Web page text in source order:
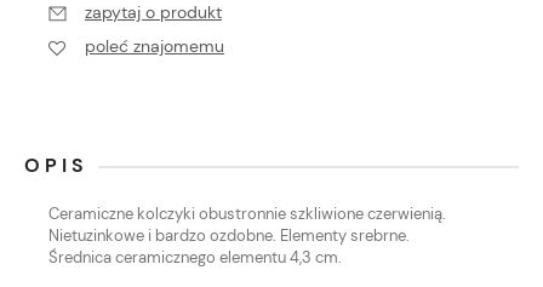
zapytaj o produkt
poleć znajomemu
OPIS
Ceramiczne kolczyki obustronnie szkliwione czerwienią.
Nietuzinkowe i bardzo ozdobne. Elementy srebrne.
Średnica ceramicznego elementu 4,3 cm.